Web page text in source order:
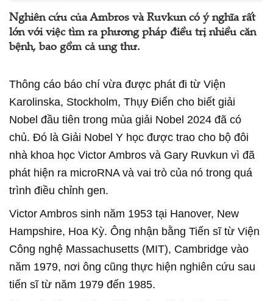
Nghiên cứu của Ambros và Ruvkun có ý nghĩa rất
lớn với việc tìm ra phương pháp điều trị nhiều căn
bệnh, bao gồm cả ung thư.
Thông cáo báo chí vừa được phát đi từ Viện
Karolinska, Stockholm, Thụy Điển cho biết giải
Nobel đầu tiên trong mùa giải Nobel 2024 đã có
chủ. Đó là Giải Nobel Y học được trao cho bộ đôi
nhà khoa học Victor Ambros và Gary Ruvkun vì đã
phát hiện ra microRNA và vai trò của nó trong quá
trình điều chỉnh gen.
Victor Ambros sinh năm 1953 tại Hanover, New
Hampshire, Hoa Kỳ. Ông nhận bằng Tiến sĩ từ Viện
Công nghệ Massachusetts (MIT), Cambridge vào
năm 1979, nơi ông cũng thực hiện nghiên cứu sau
tiến sĩ từ năm 1979 đến 1985.